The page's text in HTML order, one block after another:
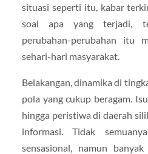
situasi seperti itu, kabar
soal apa yang terjadi,
perubahan-perubahan itu
sehari-hari masyarakat.
Belakangan, dinamika di
pola yang cukup beragam.
hingga peristiwa di daerah
informasi. Tidak
sensasional, namun